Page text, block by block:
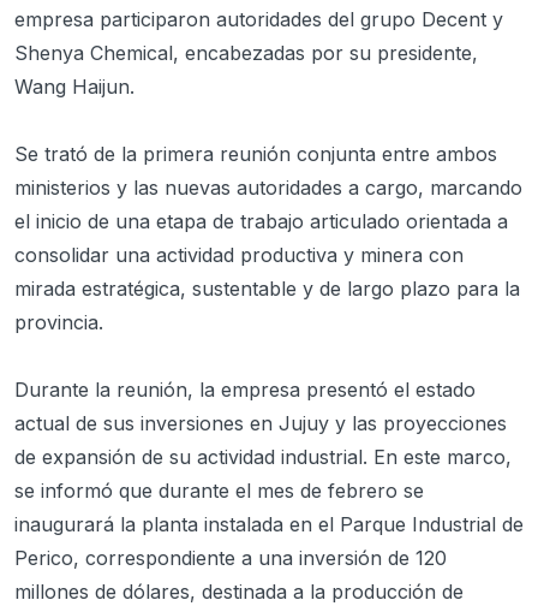
empresa participaron autoridades del grupo Decent y
Shenya Chemical, encabezadas por su presidente,
Wang Haijun.
Se trató de la primera reunión conjunta entre ambos
ministerios y las nuevas autoridades a cargo, marcando
el inicio de una etapa de trabajo articulado orientada a
consolidar una actividad productiva y minera con
mirada estratégica, sustentable y de largo plazo para la
provincia.
Durante la reunión, la empresa presentó el estado
actual de sus inversiones en Jujuy y las proyecciones
de expansión de su actividad industrial. En este marco,
se informó que durante el mes de febrero se
inaugurará la planta instalada en el Parque Industrial de
Perico, correspondiente a una inversión de 120
millones de dólares, destinada a la producción de